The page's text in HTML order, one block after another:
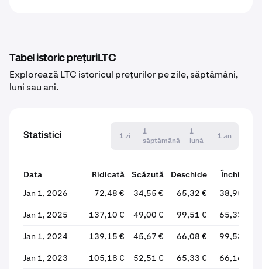
Tabel istoric prețuriLTC
Explorează LTC istoricul prețurilor pe zile, săptămâni,
luni sau ani.
Statistici 1 zi
1
săptămână
1
lună
1 an
Data Ridicată Scăzută Deschide Închide
Jan 1, 2026
72,48 € 34,55 € 65,32 € 38,95 €
Jan 1, 2025 137,10 € 49,00 € 99,51 € 65,33 €
Jan 1, 2024 139,15 € 45,67 € 66,08 € 99,53 €
Jan 1, 2023 105,18 € 52,51 € 65,33 € 66,16 €